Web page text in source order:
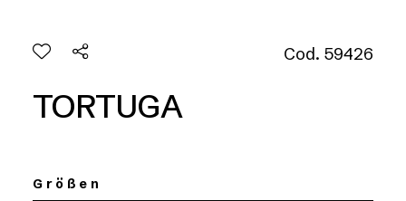
Cod. 59426
TORTUGA
Größen